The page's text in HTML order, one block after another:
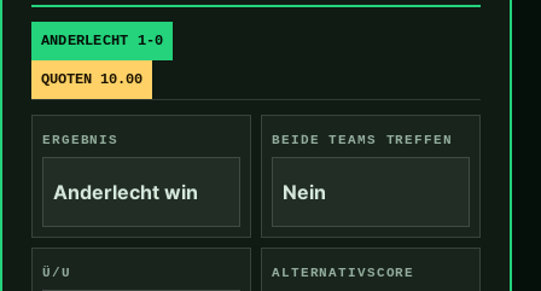
ANDERLECHT 1-0
QUOTEN 10.00
ERGEBNIS
Anderlecht win
BEIDE TEAMS TREFFEN
Nein
Ü/U ALTERNATIVSCORE